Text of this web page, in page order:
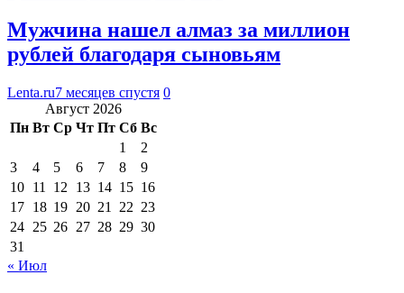
Мужчина нашел алмаз за миллион
рублей благодаря сыновьям
Lenta.ru7 месяцев спустя 0
Август 2026
Пн Вт Ср Чт Пт Сб Вс
1
2
3
4 5 6 7 8
9
10 11 12 13 14 15 16
17 18 19 20 21 22 23
24 25 26 27 28 29 30
31
« Июл